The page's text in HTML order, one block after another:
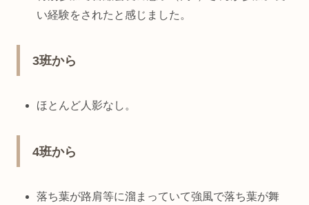
い経験をされたと感じました。
3班から
ほとんど人影なし。
4班から
落ち葉が路肩等に溜まっていて強風で落ち葉が舞